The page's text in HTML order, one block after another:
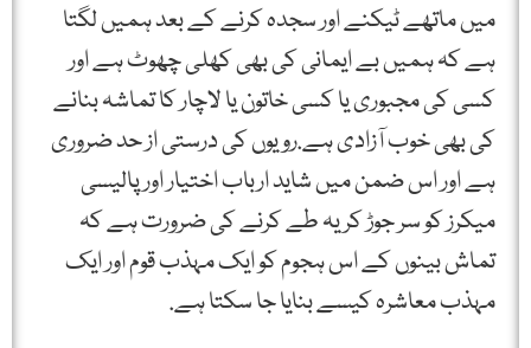
میں ماتھے ٹیکنے اور سجدہ کرنے کے بعد ہمیں لگتا
ہے کہ ہمیں بے ایمانی کی بھی کھلی چھوٹ ہے اور
کسی کی مجبوری یا کسی خاتون یا لاچار کا تماشہ بنانے
کی بھی خوب آزادی ہے.رویوں کی درستی از حد ضروری
ہے اور اس ضمن میں شاید ارباب اختیار اور پالیسی
میکرز کو سر جوڑ کر یہ طے کرنے کی ضرورت ہے کہ
تماش بینوں کے اس ہجوم کو ایک مہذب قوم اور ایک
مہذب معاشرہ کیسے بنایا جا سکتا ہے.